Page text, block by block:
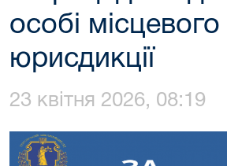
особі
юрисдикції
23 квітня 2026, 08:19